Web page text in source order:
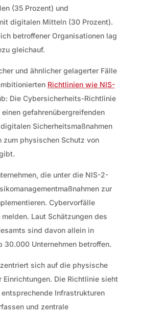
(35 Prozent) und
digitalen Mitteln (30 Prozent).
betroffener Organisationen lag
gleichauf.
und ähnlicher gelagerter Fälle
Richtlinien wie NIS-
Die Cybersicherheits-Richtlinie
gefahrenübergreifenden
Sicherheitsmaßnahmen
zum physischen Schutz von
die unter die NIS-2-
zur
Cybervorfälle
Laut Schätzungen des
sind davon allein in
30.000 Unternehmen betroffen.
sich auf die physische
Einrichtungen. Die Richtlinie sieht
entsprechende Infrastrukturen
und zentrale